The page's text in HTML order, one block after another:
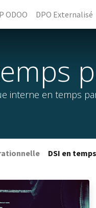
ODOO DPO Externalisé
interne en temps
DSI en